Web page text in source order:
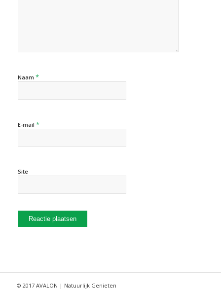
Naam *
E-mail *
Site
© 2017 AVALON | Natuurlijk Genieten